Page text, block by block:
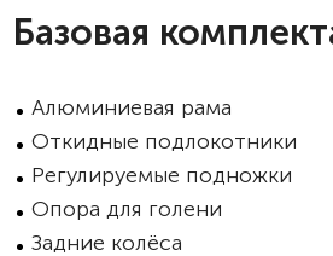
Базовая
Алюминиевая рама
Откидные подлокотники
Регулируемые подножки
Опора для голени
Задние колёса